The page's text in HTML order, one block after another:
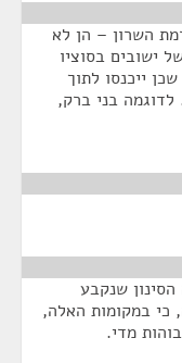
השרון – הן לא
ישובים בסוציו
ייכנסו לתוך
בני ברק,
שנקבע
כי במקומות האלה,
מדי.